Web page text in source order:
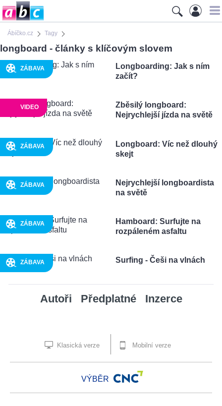
Ábíčko.cz Tagy
longboard - články s klíčovým slovem
ZÁBAVA
Longboarding: Jak s ním
začít?
VIDEO
Zběsilý longboard:
Nejrychlejší jízda na světě
ZÁBAVA
Longboard: Víc než dlouhý
skejt
ZÁBAVA
Nejrychlejší longboardista
na světě
ZÁBAVA
Hamboard: Surfujte na
rozpáleném asfaltu
ZÁBAVA Surfing - Češi na vlnách
Autoři Předplatné Inzerce
Klasická verze Mobilní verze
VÝBĚR